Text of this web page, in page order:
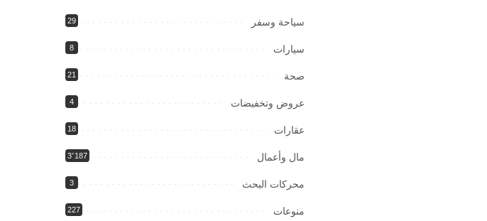
سياحة وسفر 29
سيارات 8
صحة 21
عروض وتخفيضات 4
عقارات 18
مال وأعمال 3٬187
محركات البحث 3
منوعات 227